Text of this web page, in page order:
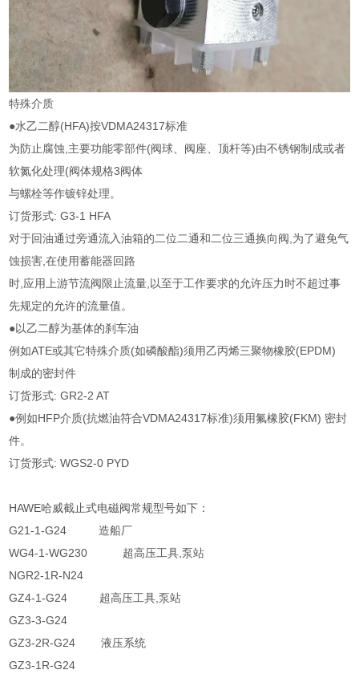
特殊介质
●水乙二醇(HFA)按VDMA24317标准
为防止腐蚀,主要功能零部件(阀球、阀座、顶杆等)由不锈钢制成或者
软氮化处理(阀体规格3阀体
与螺栓等作镀锌处理。
订货形式: G3-1 HFA
对于回油通过旁通流入油箱的二位二通和二位三通换向阀,为了避免气
蚀损害,在使用蓄能器回路
时,应用上游节流阀限止流量,以至于工作要求的允许压力时不超过事
先规定的允许的流量值。
●以乙二醇为基体的刹车油
例如ATE或其它特殊介质(如磷酸酯)须用乙丙烯三聚物橡胶(EPDM)
制成的密封件
订货形式: GR2-2 AT
●例如HFP介质(抗燃油符合VDMA24317标准)须用氟橡胶(FKM) 密封
件。
订货形式: WGS2-0 PYD
HAWE哈威截止式电磁阀常规型号如下：
G21-1-G24 造船厂
WG4-1-WG230 超高压工具,泵站
NGR2-1R-N24
GZ4-1-G24 超高压工具,泵站
GZ3-3-G24
GZ3-2R-G24 液压系统
GZ3-1R-G24